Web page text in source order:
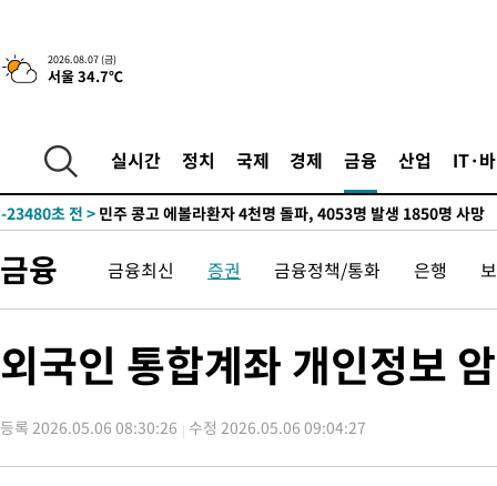
2026.08.07 (금)
서울 34.7℃
실시간 정치 국제 경제 금융 산업 IT·
-5816초 전 > [속보] 뉴욕증시, 일제 하락 마감…나스닥 0.06%↓
25.3%↑
-27014초 전 >
[속보]'채상병 순직 책임' 임성근, 항소심도 징역 3년
-26880초 전 >
-23480초 전 > 민주 콩고 에볼라환자 4천명 돌파, 4053명 발생 1850명 사망
-21924초 전 >
"미 전국적 살모네라 식중독 원인은 멕시코산 할라피뇨"--
-20437초 전 >[속보]경찰·노동부, HL만도 평택사업장 끼임 사망 관련 압수
압수수색
-20073초 전 >[속보]원·달러 환율, 오전 9시 1423.8원
-19855초 전 >[속보]코스닥, 5.95포인트(0.74%) 상승한 807.62개장
-19823초 전 >[속보]코스피, 6300선 재탈환…1.09% 오른 6365.07 개장
금융 금융최신 증권 금융정책/통화 은행
외국인 통합계좌 개인정보
등록 2026.05.06 08:30:26 수정 2026.05.06 09:04:27